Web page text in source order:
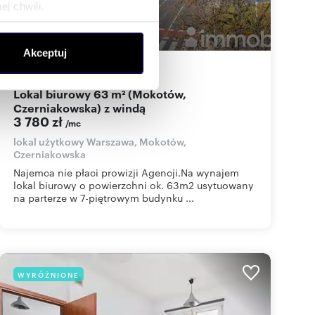
chwili.
społecznościowym,
od Ciebie lub
Akceptuj
m zł/m
Lokal biurowy 63 m² (Mokotów,
Czerniakowska) z windą
3 780 zł /mc
lokal użytkowy Warszawa, Mokotów,
Czerniakowska
Najemca nie płaci prowizji Agencji.Na wynajem
lokal biurowy o powierzchni ok. 63m2 usytuowany
na parterze w 7-piętrowym budynku ...
WYRÓŻNIONE